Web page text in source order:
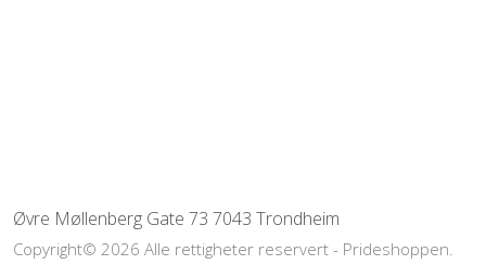
Øvre Møllenberg Gate 73 7043 Trondheim
Copyright© 2026 Alle rettigheter reservert - Prideshoppen.